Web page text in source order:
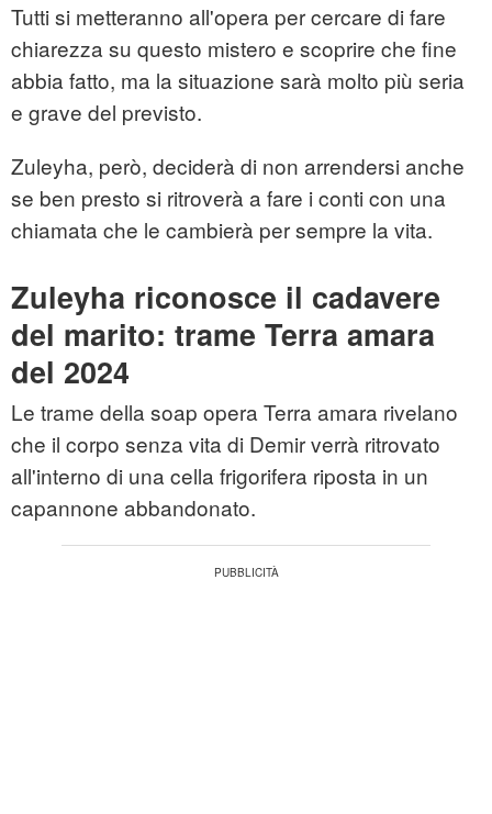
Tutti si metteranno all'opera per cercare di fare
chiarezza su questo mistero e scoprire che fine
abbia fatto, ma la situazione sarà molto più seria
e grave del previsto.
Zuleyha, però, deciderà di non arrendersi anche
se ben presto si ritroverà a fare i conti con una
chiamata che le cambierà per sempre la vita.
Zuleyha riconosce il cadavere
del marito: trame Terra amara
del 2024
Le trame della soap opera Terra amara rivelano
che il corpo senza vita di Demir verrà ritrovato
all'interno di una cella frigorifera riposta in un
capannone abbandonato.